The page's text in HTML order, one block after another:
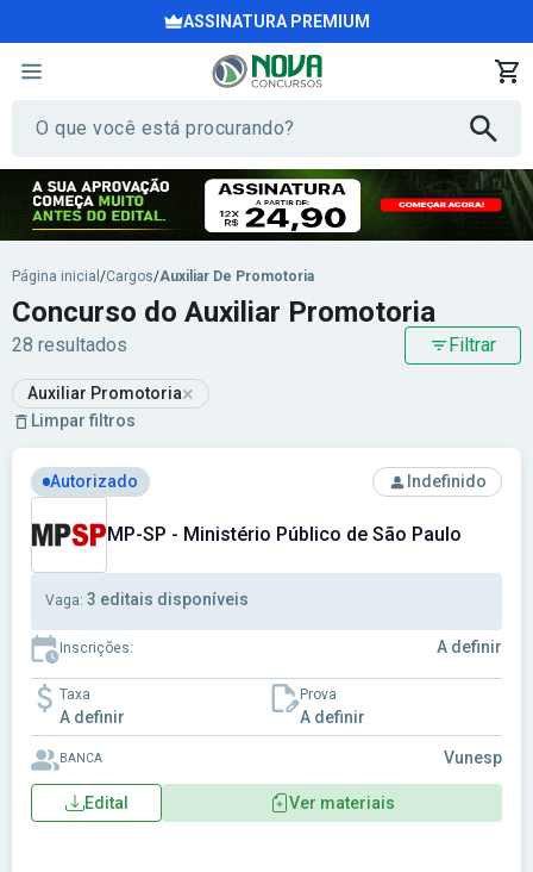
ASSINATURA PREMIUM
Página inicial /Cargos/Auxiliar De Promotoria
Concurso do Auxiliar Promotoria
28 resultados Filtrar
Auxiliar Promotoria×
Limpar filtros
Ver concurso: MP-SP - Ministério Público de São Paulo
Autorizado Indefinido
MP-SP - Ministério Público de São Paulo
Vaga: 3 editais disponíveis
Inscrições: A definir
Taxa
A definir
Prova
A definir
BANCA Vunesp
Edital Ver materiais